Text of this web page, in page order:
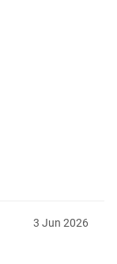
3 Jun 2026